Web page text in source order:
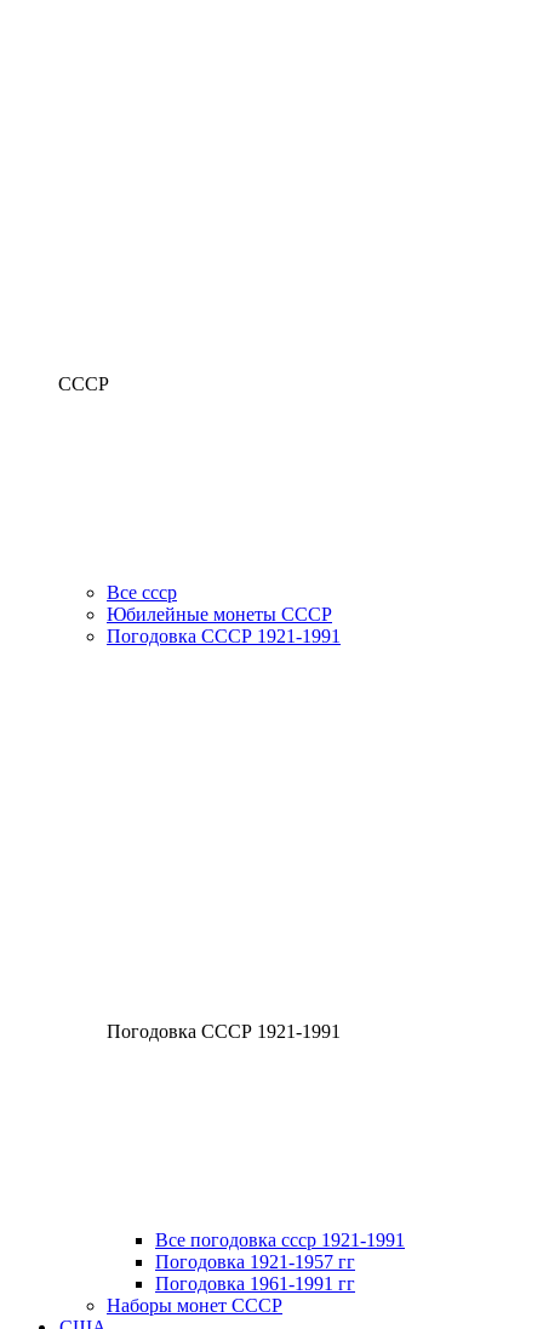
СССР
Все ссср
Юбилейные монеты СССР
Погодовка СССР 1921-1991
Погодовка СССР 1921-1991
Все погодовка ссср 1921-1991
Погодовка 1921-1957 гг
Погодовка 1961-1991 гг
Наборы монет СССР